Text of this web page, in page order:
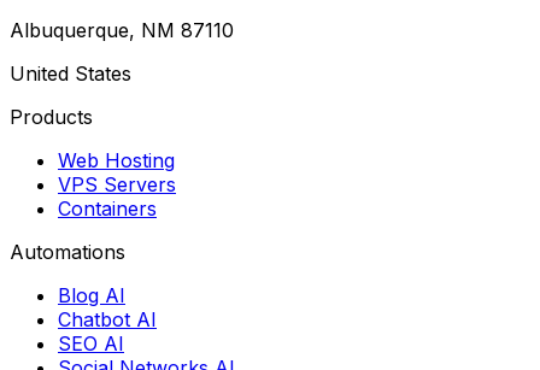
Albuquerque, NM 87110
United States
Products
Web Hosting
VPS Servers
Containers
Automations
Blog AI
Chatbot AI
SEO AI